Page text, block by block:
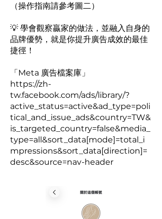
（操作指南請參考圖二）
💡 學會觀察贏家的做法，並融入自身的
品牌優勢，就是你提升廣告成效的最佳
捷徑！
「Meta 廣告檔案庫」
https://zh-
tw.facebook.com/ads/library/?
active_status=active&ad_type=poli
tical_and_issue_ads&country=TW&
is_targeted_country=false&media_
type=all&sort_data[mode]=total_i
mpressions&sort_data[direction]=
desc&source=nav-header